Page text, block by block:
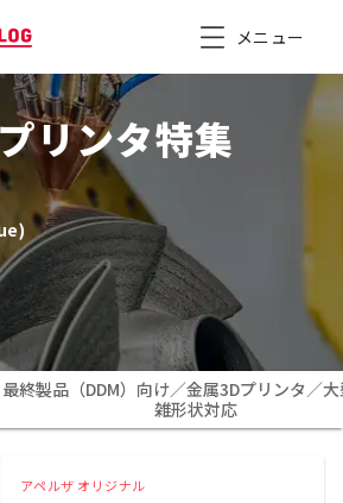
メニュー
リンタ特集
最終製品（DDM）向け／金属3Dプリンタ／
雑形状対応
アペルザ オリジナル